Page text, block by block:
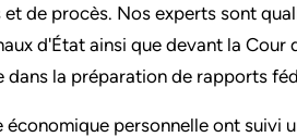
de procès. Nos experts sont
d'État ainsi que devant la
dans la préparation de rapports
économique personnelle ont suivi